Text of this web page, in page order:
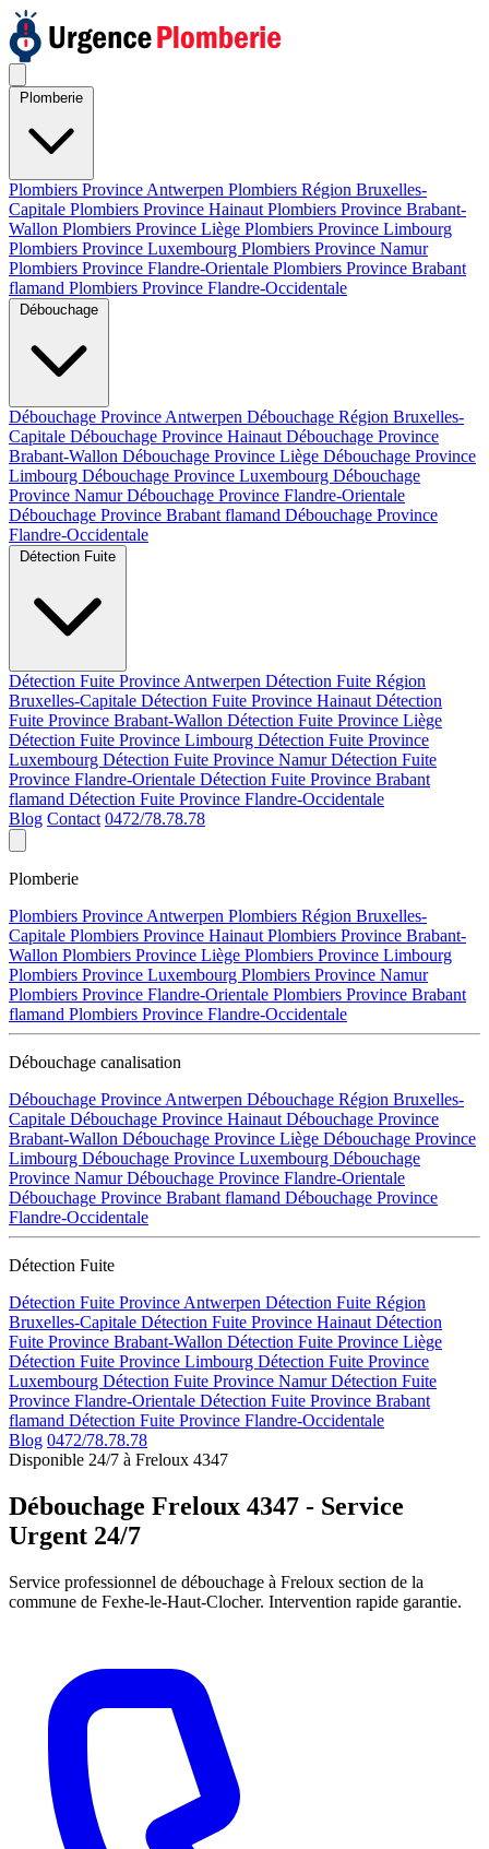
Plombiers Province Antwerpen Plombiers Région Bruxelles-
Capitale Plombiers Province Hainaut Plombiers Province Brabant-
Wallon Plombiers Province Liège Plombiers Province Limbourg
Plombiers Province Luxembourg Plombiers Province Namur
Plombiers Province Flandre-Orientale Plombiers Province Brabant
flamand Plombiers Province Flandre-Occidentale
Débouchage Province Antwerpen Débouchage Région Bruxelles-
Capitale Débouchage Province Hainaut Débouchage Province
Brabant-Wallon Débouchage Province Liège Débouchage Province
Limbourg Débouchage Province Luxembourg Débouchage
Province NamurDébouchage Province Flandre-Orientale
Débouchage Province Brabant flamand Débouchage Province
Flandre-Occidentale
Détection Fuite Province Antwerpen Détection Fuite Région
Bruxelles-Capitale Détection Fuite Province Hainaut Détection
Fuite Province Brabant-Wallon Détection Fuite Province Liège
Détection Fuite Province Limbourg Détection Fuite Province
Luxembourg Détection Fuite Province NamurDétection Fuite
Province Flandre-Orientale Détection Fuite Province Brabant
flamand Détection Fuite Province Flandre-Occidentale
Blog Contact 0472/78.78.78
Plomberie
Plombiers Province Antwerpen Plombiers Région Bruxelles-
Capitale Plombiers Province Hainaut Plombiers Province Brabant-
Wallon Plombiers Province Liège Plombiers Province Limbourg
Plombiers Province Luxembourg Plombiers Province Namur
Plombiers Province Flandre-Orientale Plombiers Province Brabant
flamand Plombiers Province Flandre-Occidentale
Débouchage canalisation
Débouchage Province Antwerpen Débouchage Région Bruxelles-
Capitale Débouchage Province Hainaut Débouchage Province
Brabant-Wallon Débouchage Province Liège Débouchage Province
Limbourg Débouchage Province Luxembourg Débouchage
Province NamurDébouchage Province Flandre-Orientale
Débouchage Province Brabant flamand Débouchage Province
Flandre-Occidentale
Détection Fuite
Détection Fuite Province Antwerpen Détection Fuite Région
Bruxelles-Capitale Détection Fuite Province Hainaut Détection
Fuite Province Brabant-Wallon Détection Fuite Province Liège
Détection Fuite Province Limbourg Détection Fuite Province
Luxembourg Détection Fuite Province NamurDétection Fuite
Province Flandre-Orientale Détection Fuite Province Brabant
flamand Détection Fuite Province Flandre-Occidentale
Blog 0472/78.78.78
Disponible 24/7 à Freloux 4347
Débouchage Freloux 4347 - Service
Urgent 24/7
Service professionnel de débouchage à Freloux section de la
commune de Fexhe-le-Haut-Clocher. Intervention rapide garantie.